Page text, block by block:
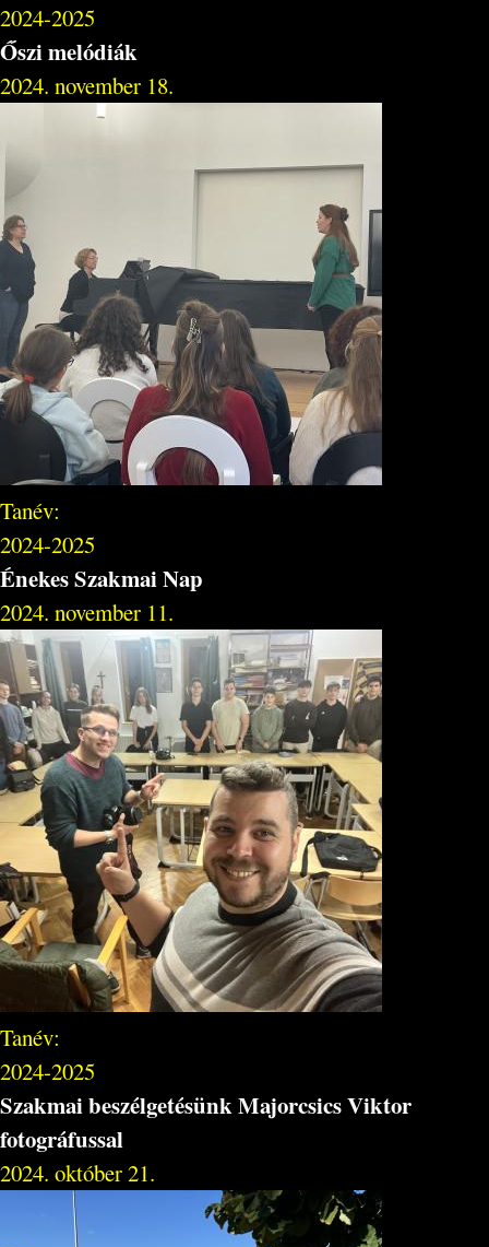
2024-2025
Őszi melódiák
2024. november 18.
Tanév:
2024-2025
Énekes Szakmai Nap
2024. november 11.
Tanév:
2024-2025
Szakmai beszélgetésünk Majorcsics Viktor
fotográfussal
2024. október 21.